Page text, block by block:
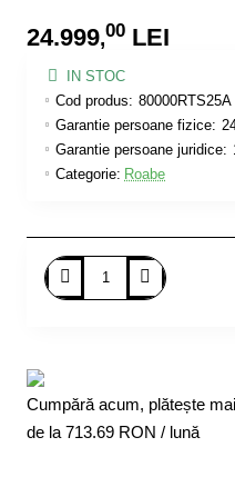
24.999,00 LEI
IN STOC
Cod produs: 80000RTS25A
Garantie persoane fizice:
Garantie persoane juridice:
Categorie: Roabe
Cumpără acum, plătește
de la 713.69 RON / lună